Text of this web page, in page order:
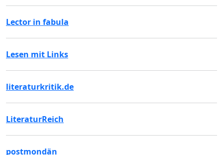
Lector in fabula
Lesen mit Links
literaturkritik.de
LiteraturReich
postmondän